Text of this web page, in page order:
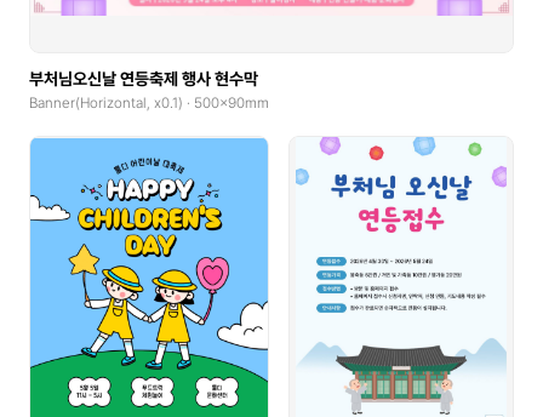
부처님오신날 연등축제 행사 현수막
Banner(Horizontal, x0.1) · 500x90mm